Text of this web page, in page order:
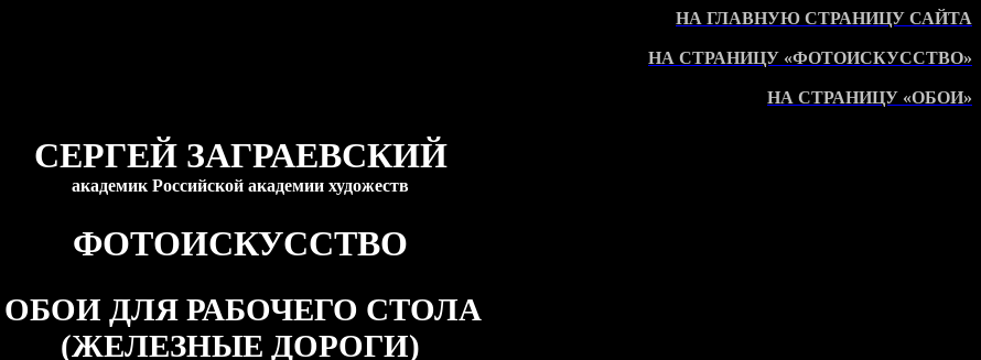
НА ГЛАВНУЮ СТРАНИЦУ САЙТА
НА СТРАНИЦУ «ФОТОИСКУССТВО»
НА СТРАНИЦУ «ОБОИ»
СЕРГЕЙ ЗАГРАЕВСКИЙ
академик Российской академии художеств
ФОТОИСКУССТВО
ОБОИ ДЛЯ РАБОЧЕГО СТОЛА
(ЖЕЛЕЗНЫЕ ДОРОГИ)